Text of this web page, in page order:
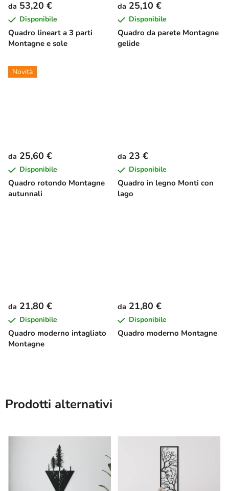
Quadro lineart a 3 parti
Montagne e sole
da 53,20 €
Disponibile
Quadro da parete Montagne
gelide
da 25,10 €
Disponibile
Novità
Quadro rotondo Montagne
autunnali
da 25,60 €
Disponibile
Quadro in legno Monti con
lago
da 23 €
Disponibile
Quadro moderno intagliato
Montagne
da 21,80 €
Disponibile
Quadro moderno Montagne
da 21,80 €
Disponibile
Prodotti alternativi